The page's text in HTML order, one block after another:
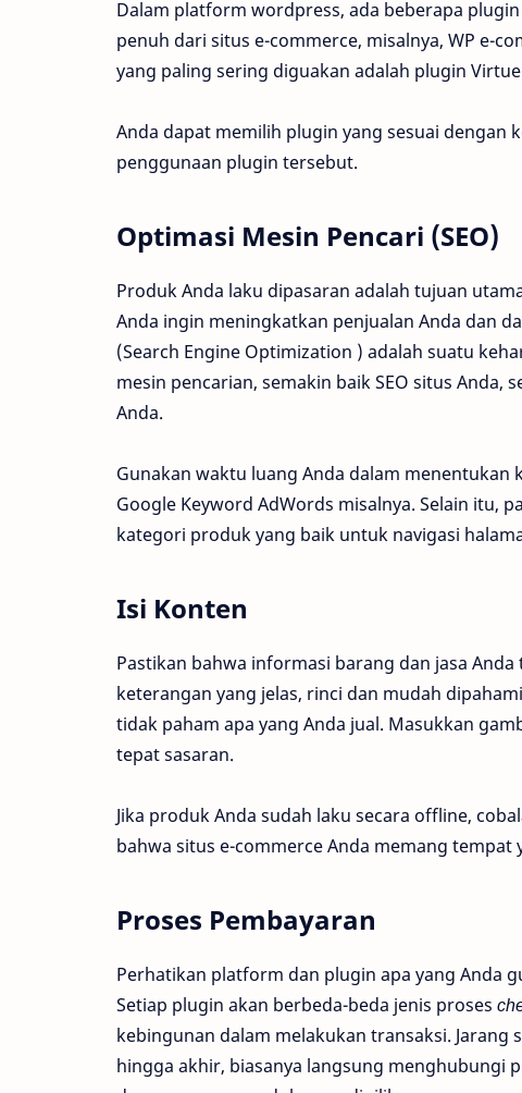
Dalam platform wordpress, ada beberapa
penuh dari situs e-commerce, misalnya, WP e-
yang paling sering diguakan adalah plugin
Anda dapat memilih plugin yang sesuai dengan
penggunaan plugin tersebut.
Optimasi Mesin Pencari (SEO)
Produk Anda laku dipasaran adalah tujuan
Anda ingin meningkatkan penjualan Anda dan
(Search Engine Optimization ) adalah suatu
mesin pencarian, semakin baik SEO situs
Anda.
Gunakan waktu luang Anda dalam
Google Keyword AdWords misalnya. Selain itu,
kategori produk yang baik untuk navigasi
Isi Konten
Pastikan bahwa informasi barang dan jasa
keterangan yang jelas, rinci dan mudah
tidak paham apa yang Anda jual. Masukkan
tepat sasaran.
Jika produk Anda sudah laku secara offline,
bahwa situs e-commerce Anda memang tempat
Proses Pembayaran
Perhatikan platform dan plugin apa yang Anda
Setiap plugin akan berbeda-beda jenis proses
kebingunan dalam melakukan transaksi.
hingga akhir, biasanya langsung menghubungi